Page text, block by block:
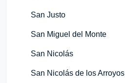
San Justo
San Miguel del Monte
San Nicolás
San Nicolás de los Arroyos